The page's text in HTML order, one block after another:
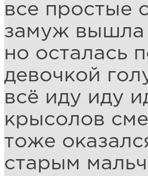
все простые
замуж вышла
но осталась
девочкой
всё иду иду
крысолов
тоже
старым